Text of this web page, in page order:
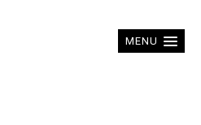
MENU